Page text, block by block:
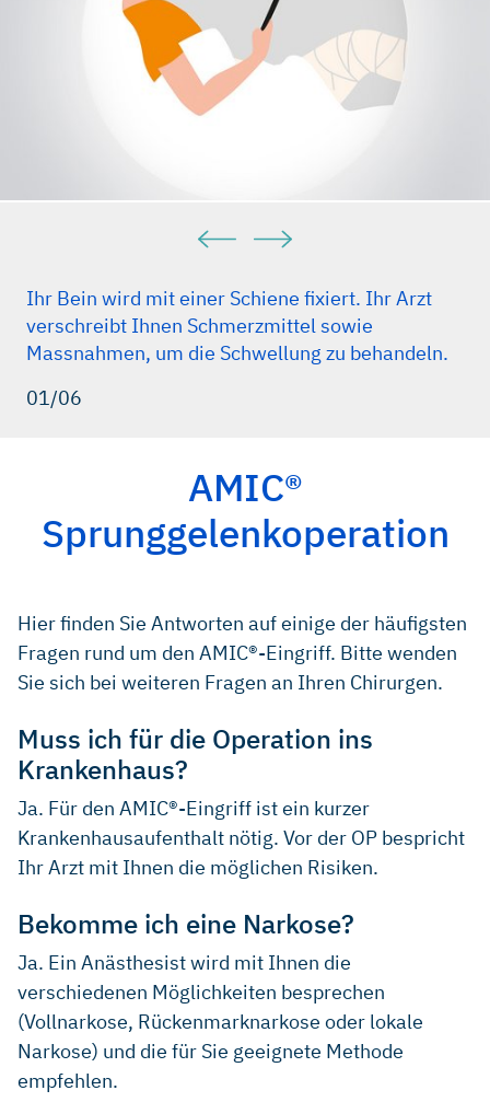
Ihr Bein wird mit einer Schiene fixiert. Ihr Arzt
verschreibt Ihnen Schmerzmittel sowie
Massnahmen, um die Schwellung zu behandeln.
01/06
AMIC®
Sprunggelenkoperation
Hier finden Sie Antworten auf einige der häufigsten
Fragen rund um den AMIC®-Eingriff. Bitte wenden
Sie sich bei weiteren Fragen an Ihren Chirurgen.
Muss ich für die Operation ins
Krankenhaus?
Ja. Für den AMIC®-Eingriff ist ein kurzer
Krankenhausaufenthalt nötig. Vor der OP bespricht
Ihr Arzt mit Ihnen die möglichen Risiken.
Bekomme ich eine Narkose?
Ja. Ein Anästhesist wird mit Ihnen die
verschiedenen Möglichkeiten besprechen
(Vollnarkose, Rückenmarknarkose oder lokale
Narkose) und die für Sie geeignete Methode
empfehlen.